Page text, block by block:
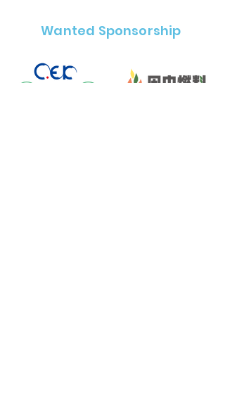
Wanted Sponsorship